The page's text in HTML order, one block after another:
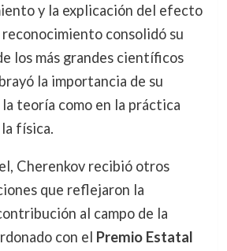
y la explicación del efecto
consolidó su
los más grandes científicos
la importancia de su
teoría como en la práctica
física.
Cherenkov recibió otros
que reflejaron la
al campo de la
con el Premio Estatal